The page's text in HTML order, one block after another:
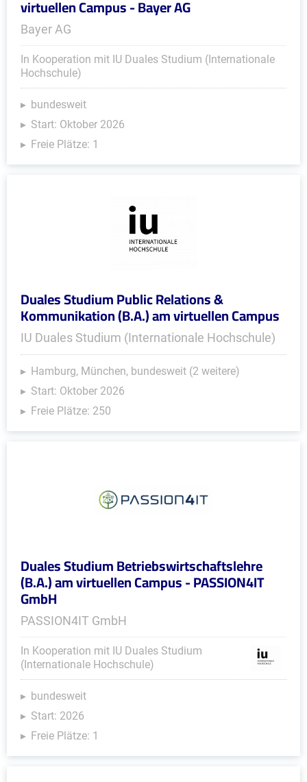
virtuellen Campus - Bayer AG
Bayer AG
In Kooperation mit IU Duales Studium (Internationale
Hochschule)
bundesweit
Start: Oktober 2026
Freie Plätze: 1
Duales Studium Public Relations &
Kommunikation (B.A.) am virtuellen Campus
IU Duales Studium (Internationale Hochschule)
Hamburg, München, bundesweit (2 weitere)
Start: Oktober 2026
Freie Plätze: 250
Duales Studium Betriebswirtschaftslehre
(B.A.) am virtuellen Campus - PASSION4IT
GmbH
PASSION4IT GmbH
In Kooperation mit IU Duales Studium
(Internationale Hochschule)
bundesweit
Start: 2026
Freie Plätze: 1